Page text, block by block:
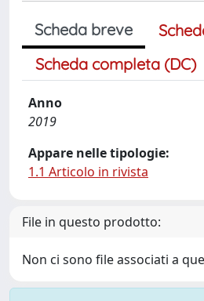
Scheda breve
Scheda completa (DC)
Anno
2019
Appare nelle tipologie:
1.1 Articolo in rivista
File in questo prodotto:
Non ci sono file associati a